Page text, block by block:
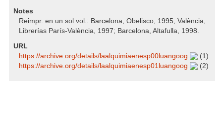
Notes
Reimpr. en un sol vol.: Barcelona, Obelisco, 1995; València,
Librerías París-València, 1997; Barcelona, Altafulla, 1998.
URL
https:/​/​archive.org/​details/​laalquimiaenesp00luangoog
(1)
https:/​/​archive.org/​details/​laalquimiaenesp01luangoog
(2)